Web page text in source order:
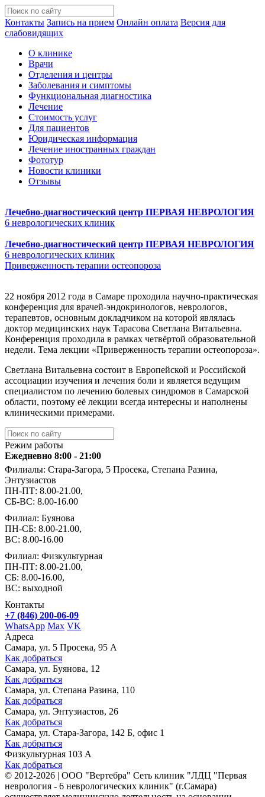
Контакты Запись на прием Онлайн оплата Версия для
слабовидящих
О клинике
Врачи
Отделения и центры
Заболевания и симптомы
Функциональная диагностика
Лечение
Стоимость услуг
Для пациентов
Юридическая информация
Лечение иностранных граждан
Фототур
Новости клиники
Отзывы
Лечебно-диагностический центр ПЕРВАЯ НЕВРОЛОГИЯ
6 неврологических клиник
Лечебно-диагностический центр ПЕРВАЯ НЕВРОЛОГИЯ
6 неврологических клиник
Приверженность терапии остеопороза
22 ноября 2012 года в Самаре проходила научно-практическая
конференция для врачей-эндокринологов, неврологов,
терапевтов, основным докладчиком на которой являлась
доктор медицинских наук Тарасова Светлана Витальевна.
Конференция проходила в рамках четвёртой образовательной
недели. Тема лекции «Приверженность терапии остеопороза».
Светлана Витальевна состоит в Европейской и Российской
ассоциации изучения и лечения боли и является ведущим
специалистом по лечению болевых синдромов в Самарской
области, поэтому её лекции всегда интересны и наполнены
клиническими примерами.
Режим работы
Ежедневно 8:00 - 21:00
Филиалы: Стара-Загора, 5 Просека, Степана Разина,
Энтузиастов
ПН-ПТ: 8.00-21.00,
СБ-ВС: 8.00-16.00
Филиал: Буянова
ПН-СБ: 8.00-21.00,
ВС: 8.00-16.00
Филиал: Физкультурная
ПН-ПТ: 8.00-21.00,
СБ: 8.00-16.00,
ВС: выходной
Контакты
+7 (846) 200-06-09
WhatsApp Max VK
Адреса
Самара, ул. 5 Просека, 95 А
Как добраться
Самара, ул. Буянова, 12
Как добраться
Самара, ул. Степана Разина, 110
Как добраться
Самара, ул. Энтузиастов, 26
Как добраться
Самара, ул. Стара-Загора, 142 Б, офис 1
Как добраться
Физкультурная 103 А
Как добраться
© 2012-2026 | ООО "Вертебра" Сеть клиник "ЛДЦ "Первая
неврология - 6 неврологических клиник" (г.Самара)